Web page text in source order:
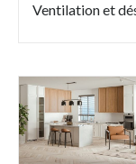
Ventilation et